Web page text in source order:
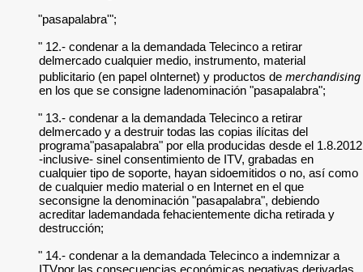
"pasapalabra'";
" 12.- condenar a la demandada Telecinco a retirar
delmercado cualquier medio, instrumento, material
publicitario (en papel oInternet) y productos de merchandising
en los que se consigne ladenominación "pasapalabra";
" 13.- condenar a la demandada Telecinco a retirar
delmercado y a destruir todas las copias ilícitas del
programa"pasapalabra" por ella producidas desde el 1.8.2012
-inclusive- sinel consentimiento de ITV, grabadas en
cualquier tipo de soporte, hayan sidoemitidos o no, así como
de cualquier medio material o en Internet en el que
seconsigne la denominación "pasapalabra", debiendo
acreditar lademandada fehacientemente dicha retirada y
destrucción;
" 14.- condenar a la demandada Telecinco a indemnizar a